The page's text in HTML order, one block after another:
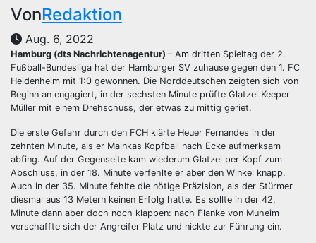
VonRedaktion
Aug. 6, 2022
Hamburg (dts Nachrichtenagentur) – Am dritten Spieltag der 2.
Fußball-Bundesliga hat der Hamburger SV zuhause gegen den 1. FC
Heidenheim mit 1:0 gewonnen. Die Norddeutschen zeigten sich von
Beginn an engagiert, in der sechsten Minute prüfte Glatzel Keeper
Müller mit einem Drehschuss, der etwas zu mittig geriet.
Die erste Gefahr durch den FCH klärte Heuer Fernandes in der
zehnten Minute, als er Mainkas Kopfball nach Ecke aufmerksam
abfing. Auf der Gegenseite kam wiederum Glatzel per Kopf zum
Abschluss, in der 18. Minute verfehlte er aber den Winkel knapp.
Auch in der 35. Minute fehlte die nötige Präzision, als der Stürmer
diesmal aus 13 Metern keinen Erfolg hatte. Es sollte in der 42.
Minute dann aber doch noch klappen: nach Flanke von Muheim
verschaffte sich der Angreifer Platz und nickte zur Führung ein.